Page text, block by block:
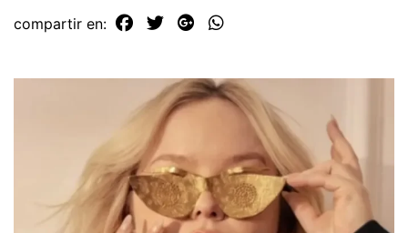
compartir en: